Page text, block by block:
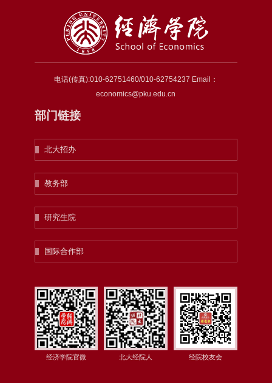
电话(传真):010-62751460/010-62754237 Email：
economics@pku.edu.cn
部门链接
北大招办
教务部
研究生院
国际合作部
经济学院官微 北大经院人 经院校友会